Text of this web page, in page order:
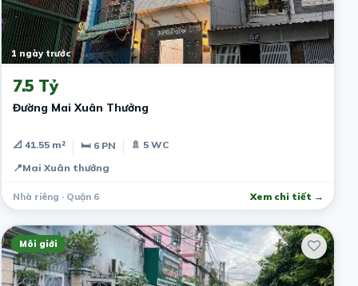
1 ngày trước
7.5 Tỷ
Đường Mai Xuân Thưởng
📐 41.55 m² 🛏 6 PN
🚿 5 WC
📍Mai Xuân thưởng
Nhà riêng · Quận 6 Xem chi tiết →
Môi giới